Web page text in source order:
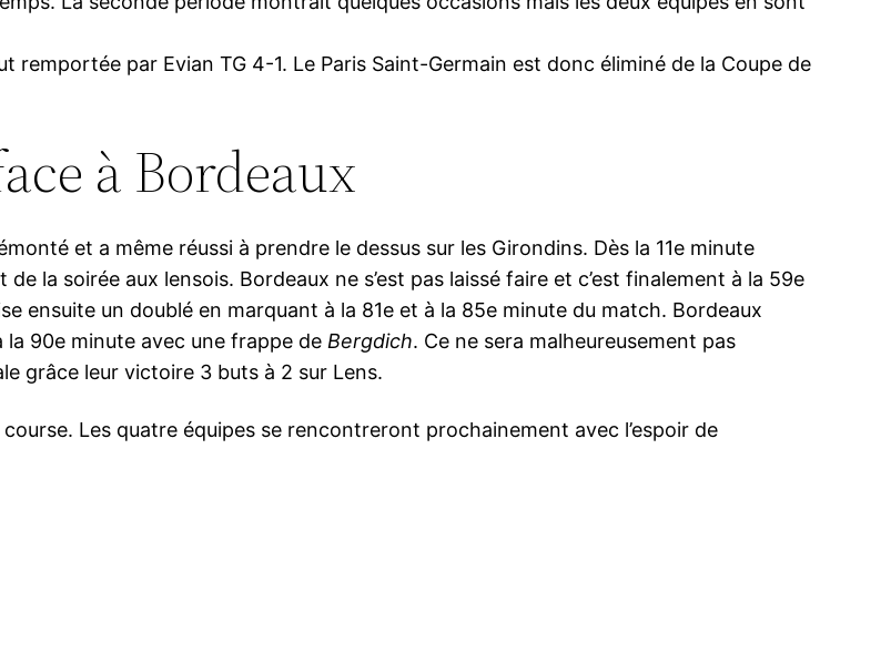
remportée par Evian TG 4-1. Le Paris Saint-Germain est donc éliminé de la Coupe de
à Bordeaux
et a même réussi à prendre le dessus sur les Girondins. Dès la 11e minute
la soirée aux lensois. Bordeaux ne s’est pas laissé faire et c’est finalement à la 59e
ensuite un doublé en marquant à la 81e et à la 85e minute du match. Bordeaux
la 90e minute avec une frappe de Bergdich. Ce ne sera malheureusement pas
grâce leur victoire 3 buts à 2 sur Lens.
Les quatre équipes se rencontreront prochainement avec l’espoir de